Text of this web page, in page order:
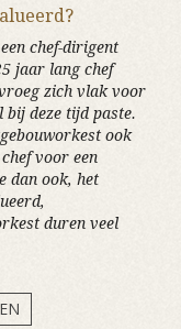
chef-dirigent
jaar lang chef
zich vlak voor
bij deze tijd paste.
ook
voor een
dan ook, het
duren veel